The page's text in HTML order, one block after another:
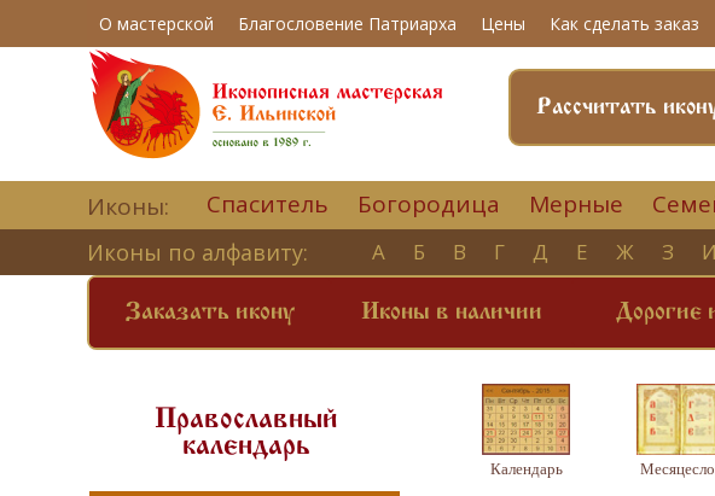
О мастерской Благословение Патриарха Цены Как сделать заказ
Рассчитать
Иконы: Спаситель Богородица Мерные
Иконы по алфавиту: А Б В Г Д Е Ж З И
Заказать икону Иконы в наличии Дорогие
Православный
календарь
Календарь